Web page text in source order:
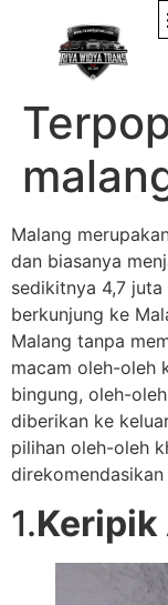
15
Malang
dan biasanya
sedikitnya 4,7
berkunjung ke
Malang tanpa
macam oleh-oleh
bingung, oleh-
diberikan ke
pilihan oleh-oleh
1.Keripik